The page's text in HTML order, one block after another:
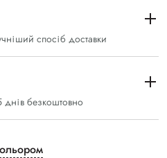
спосіб доставки
днів безкоштовно